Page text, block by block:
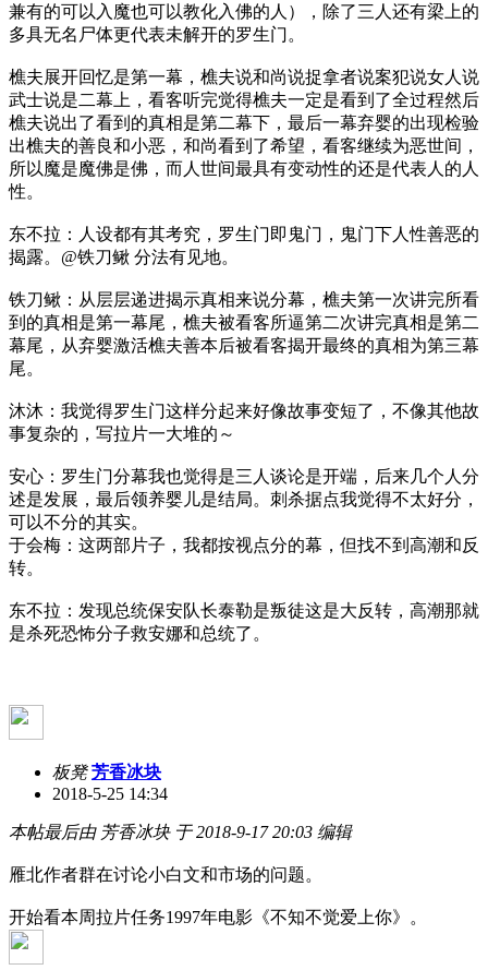
兼有的可以入魔也可以教化入佛的人），除了三人还有梁上的
多具无名尸体更代表未解开的罗生门。
樵夫展开回忆是第一幕，樵夫说和尚说捉拿者说案犯说女人说
武士说是二幕上，看客听完觉得樵夫一定是看到了全过程然后
樵夫说出了看到的真相是第二幕下，最后一幕弃婴的出现检验
出樵夫的善良和小恶，和尚看到了希望，看客继续为恶世间，
所以魔是魔佛是佛，而人世间最具有变动性的还是代表人的人
性。
东不拉：人设都有其考究，罗生门即鬼门，鬼门下人性善恶的
揭露。@铁刀鳅 分法有见地。
铁刀鳅：从层层递进揭示真相来说分幕，樵夫第一次讲完所看
到的真相是第一幕尾，樵夫被看客所逼第二次讲完真相是第二
幕尾，从弃婴激活樵夫善本后被看客揭开最终的真相为第三幕
尾。
沐沐：我觉得罗生门这样分起来好像故事变短了，不像其他故
事复杂的，写拉片一大堆的～
安心：罗生门分幕我也觉得是三人谈论是开端，后来几个人分
述是发展，最后领养婴儿是结局。刺杀据点我觉得不太好分，
可以不分的其实。
于会梅：这两部片子，我都按视点分的幕，但找不到高潮和反
转。
东不拉：发现总统保安队长泰勒是叛徒这是大反转，高潮那就
是杀死恐怖分子救安娜和总统了。
板凳 芳香冰块
2018-5-25 14:34
本帖最后由 芳香冰块 于 2018-9-17 20:03 编辑
雁北作者群在讨论小白文和市场的问题。
开始看本周拉片任务1997年电影《不知不觉爱上你》。